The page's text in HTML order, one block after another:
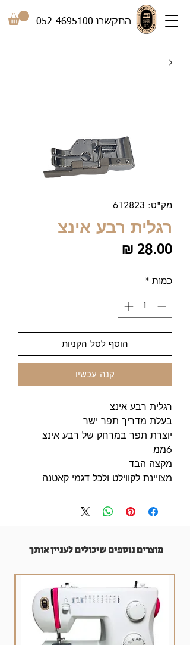
התקשרו 052-4695100
מק"ט: 612823
רגלית רבע אינצ
כמות *
הוסף לסל הקניות
קנה עכשיו
רגלית רבע אינצ
בעלת מדריך תפר ישר
יוצרת תפר במרחק של רבע אינצ
6ממ
מקצה הבד
מצויינת לקווילט ולכל דגמי קאטנה
מוצרים נוספים שיכולים לעניין אותך